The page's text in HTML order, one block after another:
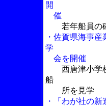
開
催
若年船員の
・佐賀県海事
学
会を開催
西唐津小学
船
所を見学
・「わが社の新